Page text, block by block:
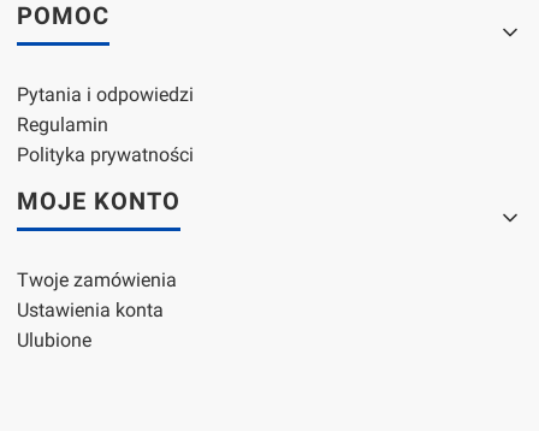
POMOC
Pytania i odpowiedzi
Regulamin
Polityka prywatności
MOJE KONTO
Twoje zamówienia
Ustawienia konta
Ulubione